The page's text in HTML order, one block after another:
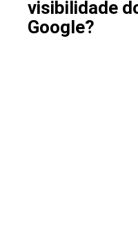
visibilidade
Google?